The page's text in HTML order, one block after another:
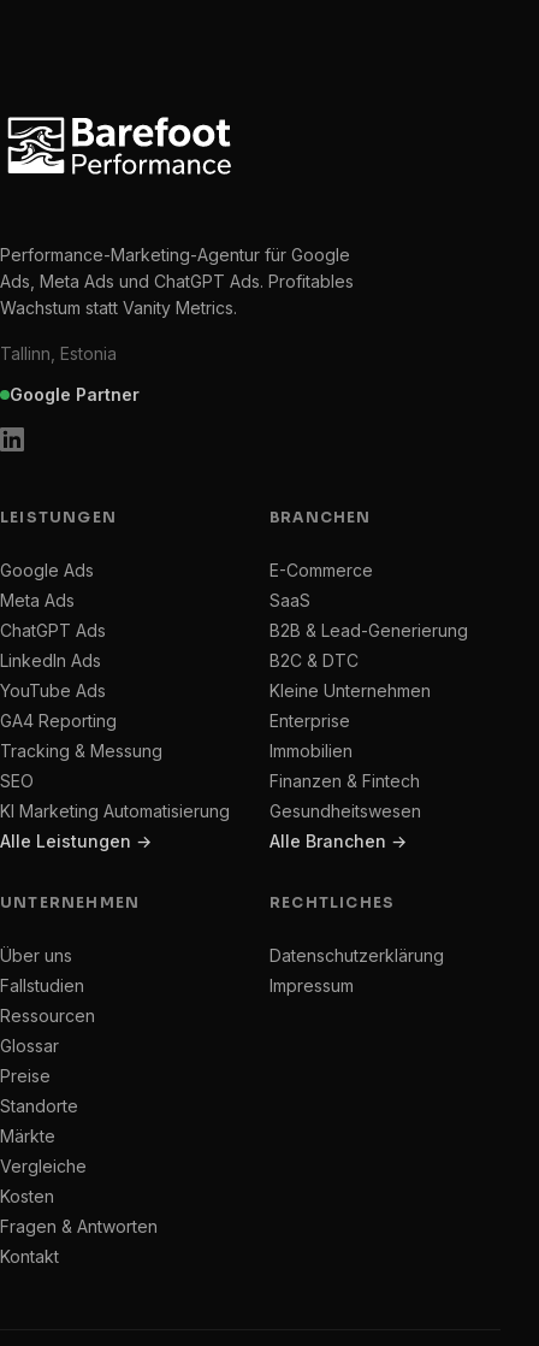
Performance-Marketing-Agentur für Google
Ads, Meta Ads und ChatGPT Ads. Profitables
Wachstum statt Vanity Metrics.
Tallinn, Estonia
Google Partner
LEISTUNGEN
Google Ads
Meta Ads
ChatGPT Ads
LinkedIn Ads
YouTube Ads
GA4 Reporting
Tracking & Messung
SEO
KI Marketing Automatisierung
Alle Leistungen →
BRANCHEN
E-Commerce
SaaS
B2B & Lead-Generierung
B2C & DTC
Kleine Unternehmen
Enterprise
Immobilien
Finanzen & Fintech
Gesundheitswesen
Alle Branchen →
UNTERNEHMEN
Über uns
Fallstudien
Ressourcen
Glossar
Preise
Standorte
Märkte
Vergleiche
Kosten
Fragen & Antworten
Kontakt
RECHTLICHES
Datenschutzerklärung
Impressum